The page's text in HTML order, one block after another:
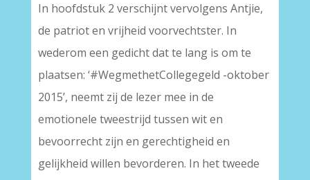
In hoofdstuk 2 verschijnt vervolgens Antjie,
de patriot en vrijheid voorvechtster. In
wederom een gedicht dat te lang is om te
plaatsen: ‘#WegmethetCollegegeld -oktober
2015’, neemt zij de lezer mee in de
emotionele tweestrijd tussen wit en
bevoorrecht zijn en gerechtigheid en
gelijkheid willen bevorderen. In het tweede